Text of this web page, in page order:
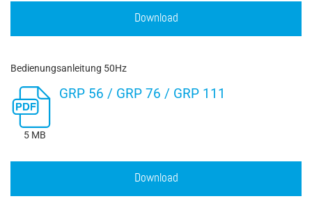
Download
Bedienungsanleitung 50Hz
5 MB
GRP 56 / GRP 76 / GRP 111
Download